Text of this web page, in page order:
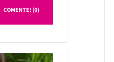
COMENTE! (0)